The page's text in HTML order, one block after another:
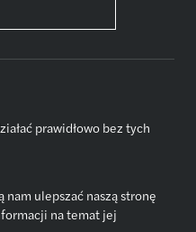
ścieżka kariery
w Forvis Mazars
Aktualności
prawidłowo bez tych
ulepszać naszą stronę
na temat jej